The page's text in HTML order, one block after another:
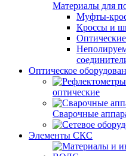
Материалы для
Муфты-
Кроссы и
Оптическое
оптические
Сварочные
Элементы СКС